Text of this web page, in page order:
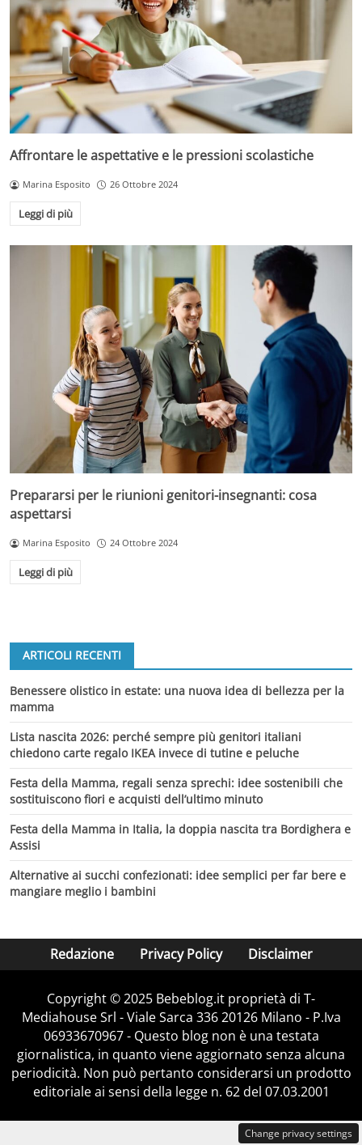
Affrontare le aspettative e le pressioni scolastiche
Marina Esposito 26 Ottobre 2024
Leggi di più
Prepararsi per le riunioni genitori-insegnanti: cosa
aspettarsi
Marina Esposito 24 Ottobre 2024
Leggi di più
ARTICOLI RECENTI
Benessere olistico in estate: una nuova idea di bellezza per la
mamma
Lista nascita 2026: perché sempre più genitori italiani
chiedono carte regalo IKEA invece di tutine e peluche
Festa della Mamma, regali senza sprechi: idee sostenibili che
sostituiscono fiori e acquisti dell’ultimo minuto
Festa della Mamma in Italia, la doppia nascita tra Bordighera e
Assisi
Alternative ai succhi confezionati: idee semplici per far bere e
mangiare meglio i bambini
Redazione Privacy Policy Disclaimer
Copyright © 2025 Bebeblog.it proprietà di T-
Mediahouse Srl - Viale Sarca 336 20126 Milano - P.Iva
06933670967 - Questo blog non è una testata
giornalistica, in quanto viene aggiornato senza alcuna
periodicità. Non può pertanto considerarsi un prodotto
editoriale ai sensi della legge n. 62 del 07.03.2001
Change privacy settings